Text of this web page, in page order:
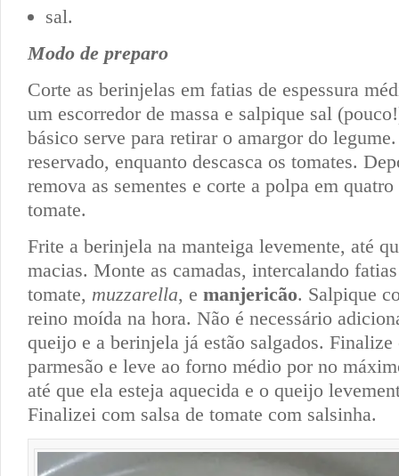
sal.
Modo de preparo
Corte as berinjelas em fatias de espessura
um escorredor de massa e salpique sal
básico serve para retirar o amargor do
reservado, enquanto descasca os tomates.
remova as sementes e corte a polpa em quatro
tomate.
Frite a berinjela na manteiga levemente, até
macias. Monte as camadas, intercalando
tomate, muzzarella, e manjericão. Salpique
reino moída na hora. Não é necessário
queijo e a berinjela já estão salgados.
parmesão e leve ao forno médio por no
até que ela esteja aquecida e o queijo
Finalizei com salsa de tomate com salsinha.